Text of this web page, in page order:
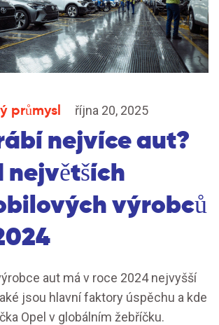
průmysl října 20, 2025
nejvíce aut?
největších
výrobců
aut má v roce 2024 nejvyšší
jsou hlavní faktory úspěchu a kde
Opel v globálním žebříčku.